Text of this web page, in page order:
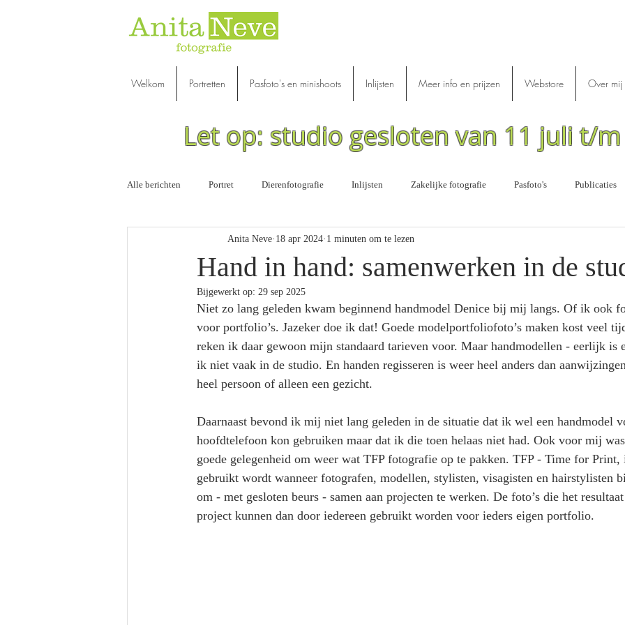
Welkom Portretten Pasfoto's en minishoots Inlijsten Meer info en prijzen Webstore Over mij
Let op: studio gesloten van 11 juli t/
Alle berichten Portret Dierenfotografie Inlijsten Zakelijke fotografie Pasfoto's Publicaties
Workshops
Hand in hand: samenwerken in de
Anita Neve 18 apr 2024 1 minuten om te lezen
Bijgewerkt op: 29 sep 2025
Niet zo lang geleden kwam beginnend handmodel Denice bij mij langs. Of ik ook
voor portfolio’s. Jazeker doe ik dat! Goede modelportfoliofoto’s maken kost veel
reken ik daar gewoon mijn standaard tarieven voor. Maar handmodellen - eerlijk is
ik niet vaak in de studio. En handen regisseren is weer heel anders dan
heel persoon of alleen een gezicht.
Daarnaast bevond ik mij niet lang geleden in de situatie dat ik wel een handmodel
hoofdtelefoon kon gebruiken maar dat ik die toen helaas niet had. Ook voor mij
goede gelegenheid om weer wat TFP fotografie op te pakken. TFP - Time for Print,
gebruikt wordt wanneer fotografen, modellen, stylisten, visagisten en hairstylisten
om - met gesloten beurs - samen aan projecten te werken. De foto’s die het
project kunnen dan door iedereen gebruikt worden voor ieders eigen portfolio.